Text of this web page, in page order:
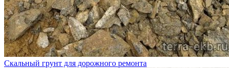
Скальный грунт для дорожного ремонта